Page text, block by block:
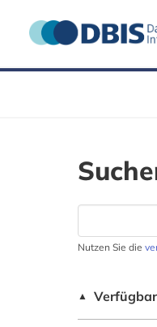
Nutzen Sie die
▲